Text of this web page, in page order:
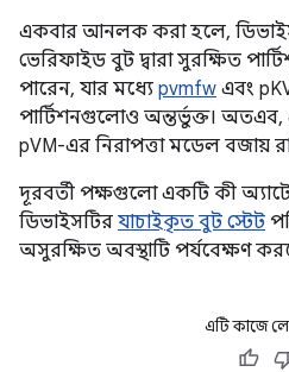
একবার আনলক করা হলে,
ভেরিফাইড বুট দ্বারা সুরক্ষিত
পারেন, যার মধ্যে pvmfw এবং
পার্টিশনগুলোও অন্তর্ভুক্ত।
pVM-এর নিরাপত্তা মডেল বজায়
দূরবর্তী পক্ষগুলো একটি কী
ডিভাইসটির যাচাইকৃত বুট স্টেট
অসুরক্ষিত অবস্থাটি পর্যবেক্ষণ
এটি কাজে